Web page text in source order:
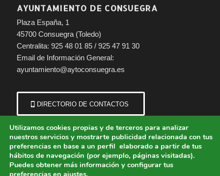
AYUNTAMIENTO DE CONSUEGRA
Plaza España, 1
45700 Consuegra (Toledo)
Centralita: 925 48 01 85 / 925 47 91 30
Email de Información General:
ayuntamiento@aytoconsuegra.es
DIRECTORIO DE CONTACTOS
© Copyright - Ayuntamiento de Consuegra (Toledo) | Portal municipal.
Utilizamos cookies propias y de terceros para analizar
nuestros servicios y mostrarte publicidad relacionada con tus
preferencias en base a un perfil elaborado a partir de tus
hábitos de navegación (por ejemplo, páginas visitadas).
Puedes obtener más información y configurar tus
preferencias en ajustes.